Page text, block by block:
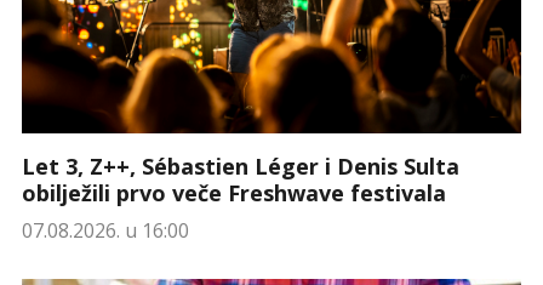
Let 3, Z++, Sébastien Léger i Denis Sulta
obilježili prvo veče Freshwave festivala
07.08.2026. u 16:00